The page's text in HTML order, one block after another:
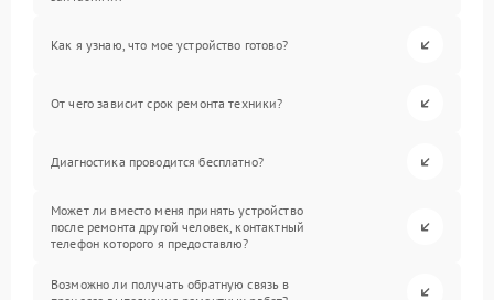
Как я узнаю, что мое устройство готово?
От чего зависит срок ремонта техники?
Диагностика проводится бесплатно?
Может ли вместо меня принять устройство
после ремонта другой человек, контактный
телефон которого я предоставлю?
Возможно ли получать обратную связь в